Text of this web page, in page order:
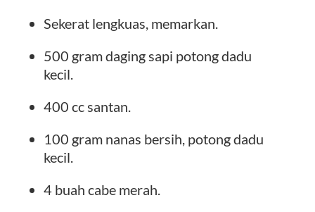
Sekerat lengkuas, memarkan.
500 gram daging sapi potong dadu
kecil.
400 cc santan.
100 gram nanas bersih, potong dadu
kecil.
4 buah cabe merah.